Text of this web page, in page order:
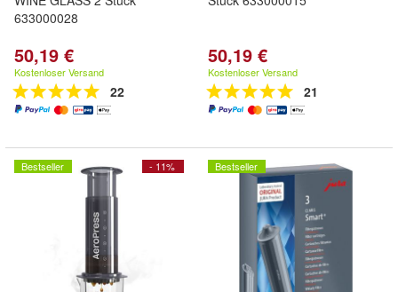
633000028
50,19 €
Kostenloser Versand
22
50,19 €
Kostenloser Versand
21
- 11%
Bestseller Bestseller